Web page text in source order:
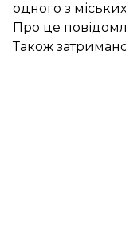
одного з
Про це
Також